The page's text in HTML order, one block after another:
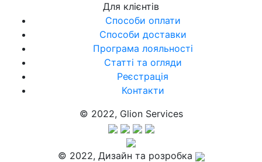
Для клієнтів
Способи оплати
Способи доставки
Програма лояльності
Статті та огляди
Реєстрація
Контакти
© 2022, Glion Services
© 2022, Дизайн та розробка